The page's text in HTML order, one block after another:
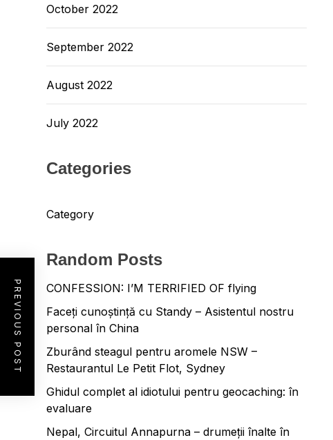
PREVIOUS POST
October 2022
September 2022
August 2022
July 2022
Categories
Category
Random Posts
CONFESSION: I’M TERRIFIED OF flying
Faceți cunoștință cu Standy – Asistentul nostru
personal în China
Zburând steagul pentru aromele NSW –
Restaurantul Le Petit Flot, Sydney
Ghidul complet al idiotului pentru geocaching: în
evaluare
Nepal, Circuitul Annapurna – drumeții înalte în